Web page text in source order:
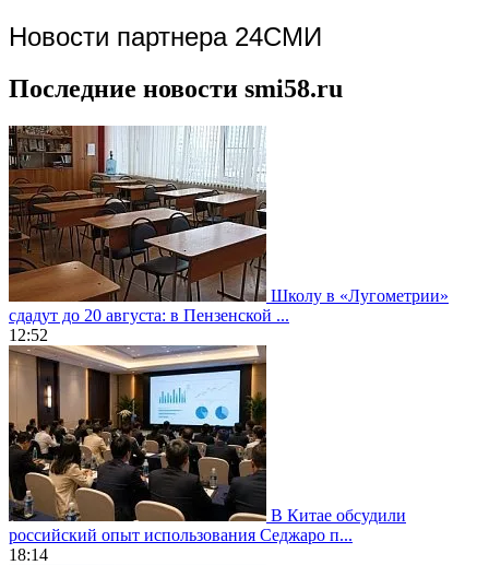
Новости партнера 24СМИ
Последние новости smi58.ru
Школу в «Лугометрии»
сдадут до 20 августа: в Пензенской ...
12:52
В Китае обсудили
российский опыт использования Седжаро п...
18:14